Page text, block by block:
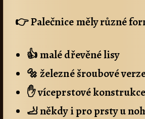
👉 Palečnice měly různé
👍 malé dřevěné lisy
🔩 železné šroubové
✋ víceprstové konstrukce
🦶 někdy i pro prsty u